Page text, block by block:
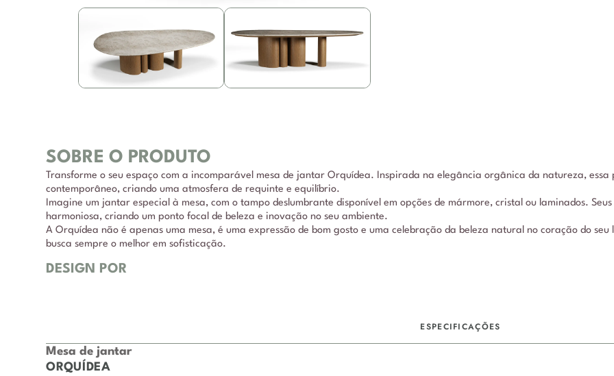
SOBRE O PRODUTO
Transforme o seu espaço com a incomparável mesa de jantar Orquídea. Inspirada na elegância orgânica da natureza,
contemporâneo, criando uma atmosfera de requinte e equilíbrio.
Imagine um jantar especial à mesa, com o tampo deslumbrante disponível em opções de mármore, cristal ou laminados.
harmoniosa, criando um ponto focal de beleza e inovação no seu ambiente.
A Orquídea não é apenas uma mesa, é uma expressão de bom gosto e uma celebração da beleza natural no coração do
busca sempre o melhor em sofisticação.
DESIGN POR
ESPECIFICAÇÕES
Mesa de jantar
ORQUÍDEA